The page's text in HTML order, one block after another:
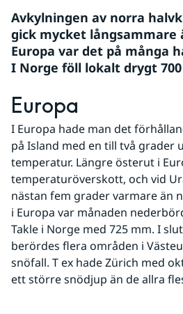
Avkylningen av norra
gick mycket långsammare
Europa var det på många
I Norge föll lokalt drygt
Europa
I Europa hade man det
på Island med en till två grader
temperatur. Längre österut i
temperaturöverskott, och vid
nästan fem grader varmare än
i Europa var månaden
Takle i Norge med 725 mm. I
berördes flera områden i
snöfall. T ex hade Zürich med
ett större snödjup än de allra